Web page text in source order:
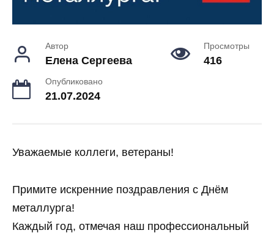
Автор
Елена Сергеева
Просмотры
416
Опубликовано
21.07.2024
Уважаемые коллеги, ветераны!
Примите искренние поздравления с Днём
металлурга!
Каждый год, отмечая наш профессиональный